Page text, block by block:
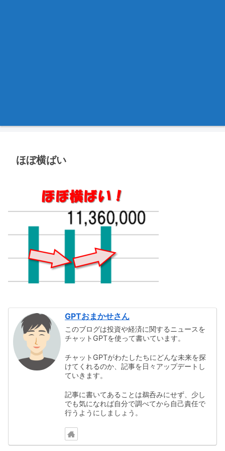
ほぼ横ばい
GPTおまかせさん
このブログは投資や経済に関するニュースを
チャットGPTを使って書いています。
チャットGPTがわたしたちにどんな未来を探
けてくれるのか、記事を日々アップデートし
ていきます。
記事に書いてあることは鵜呑みにせず、少し
でも気になれば自分で調べてから自己責任で
行うようにしましょう。